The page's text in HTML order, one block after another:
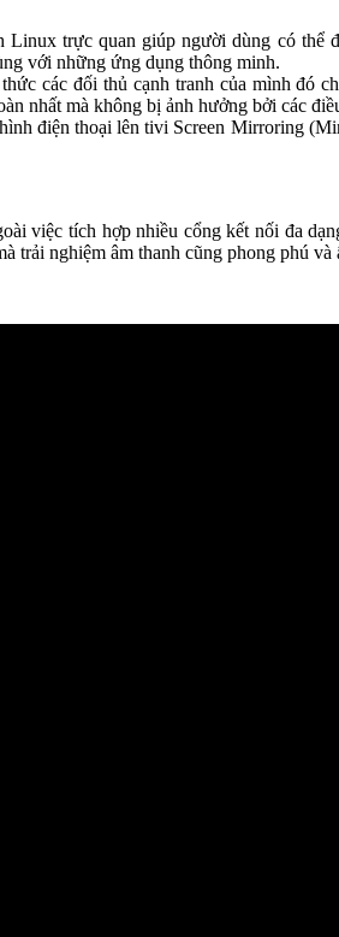
trực quan giúp người dùng có
với những ứng dụng thông minh.
các đối thủ cạnh tranh của mình đó
nhất mà không bị ảnh hưởng bởi các
điện thoại lên tivi Screen Mirroring
việc tích hợp nhiều cổng kết nối đa
trải nghiệm âm thanh cũng phong phú và